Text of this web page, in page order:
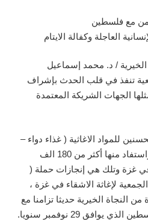
مع فلسطين
العاجلة وكفالة الايتام
/ د. محمد إسماعيل
تنفذ في قلب الحدث بإشراف
الجهات الشريكة المعتمدة
للمواد الاغاثية ( غذاء دواء –
إيواء ) تقد بـ 167 الف دينار ، واستفاد منها أكثر من 180 الف
وتلك هي إنجازات حملة (
لإغاثة الاشقاء في غزة ،
النجاة الخيرية حديثا تزامنا مع
يوافق 29 نوفمبر سنويا.